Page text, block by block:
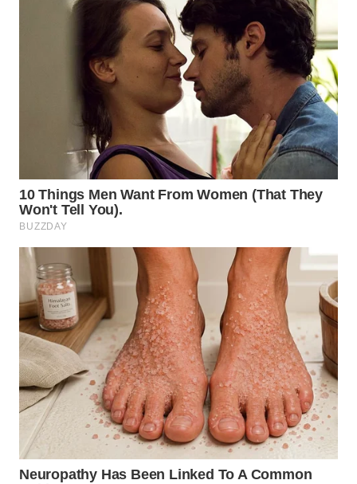
TAPANULI
UTARA
WN
SAMOSIR
WN
PADANG
LAWAS
WN
SUMEDANG
WN
CIANJUR